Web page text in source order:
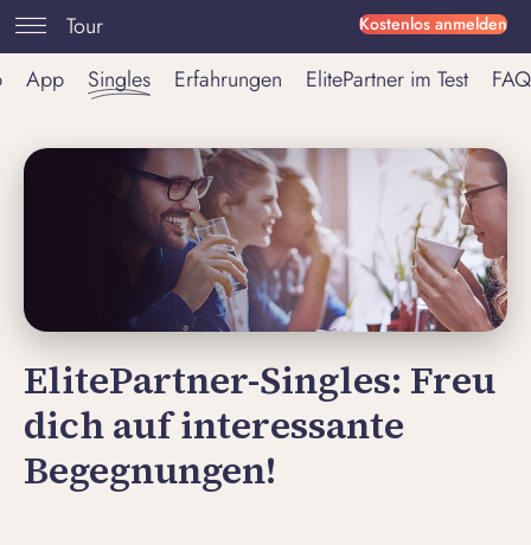
Kostenlos anmelden
Tour
App Singles Erfahrungen ElitePartner im Test FAQ
ElitePartner-Singles: Freu
dich auf interessante
Begegnungen!